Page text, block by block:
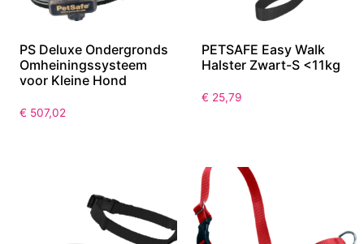
PS Deluxe Ondergronds
Omheiningssysteem
voor Kleine Hond
€ 507,02
PETSAFE Easy Walk
Halster Zwart-S <11kg
€ 25,79